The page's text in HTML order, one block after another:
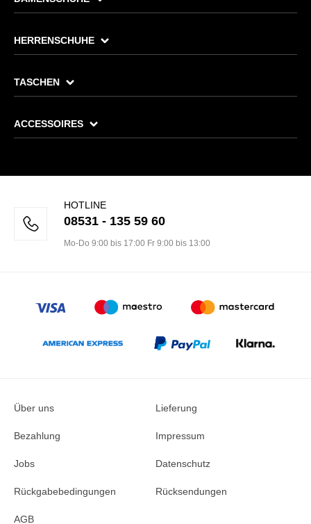
HERRENSCHUHE
TASCHEN
ACCESSOIRES
HOTLINE
08531 - 135 59 60
Mo-Do 9:00 bis 17:00 Fr 9:00 bis 13:00
Über uns Lieferung
Bezahlung Impressum
Jobs Datenschutz
Rückgabebedingungen Rücksendungen
AGB